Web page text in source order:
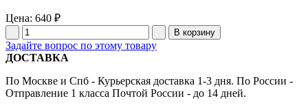
Цена: 640 ₽
Задайте вопрос по этому товару
ДОСТАВКА
По Москве и Спб - Курьерская доставка 1-3 дня. По России -
Отправление 1 класса Почтой России - до 14 дней.